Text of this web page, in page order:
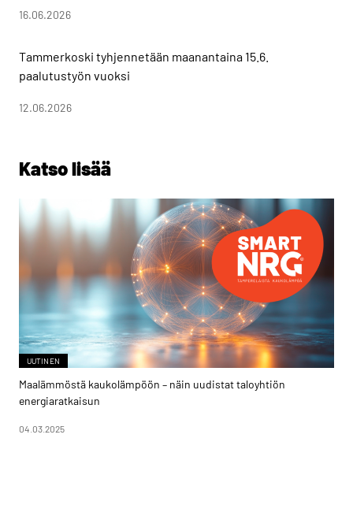
16.06.2026
Tammerkoski tyhjennetään maanantaina 15.6.
paalutustyön vuoksi
12.06.2026
Katso lisää
UUTINEN
Maalämmöstä kaukolämpöön – näin uudistat taloyhtiön
energiaratkaisun
04.03.2025